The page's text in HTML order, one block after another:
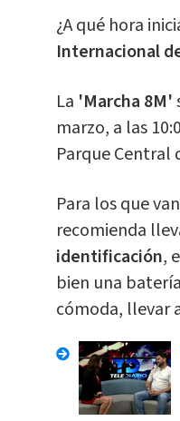
¿A qué hora
Internacional
La 'Marcha 8M'
marzo, a las
Parque Central
Para los que
recomienda
identificación,
bien una
cómoda, llevar